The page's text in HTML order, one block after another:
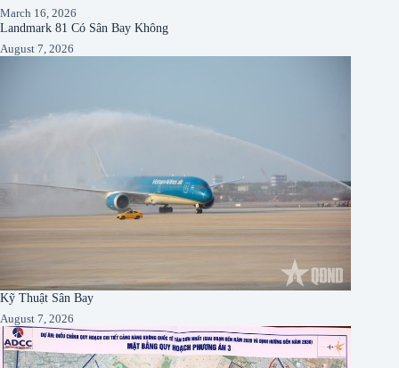
March 16, 2026
Landmark 81 Có Sân Bay Không
August 7, 2026
Kỹ Thuật Sân Bay
August 7, 2026